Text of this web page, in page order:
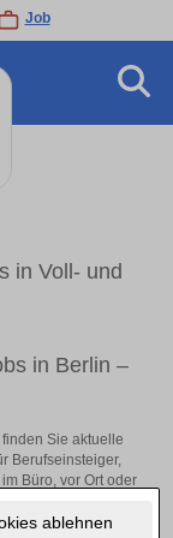
ablehnen
Job
in Voll- und
in Berlin –
Sie aktuelle
Berufseinsteiger,
Büro, vor Ort oder
Region und
Stellen in Berlin!